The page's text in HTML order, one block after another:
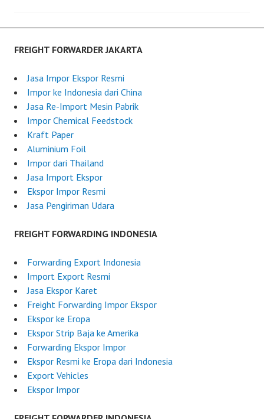
u
e
2
5
,
2
0
2
5
F
r
w
a
r
d
e
r
I
n
d
n
s
i
a
FREIGHT FORWARDER JAKARTA
Jasa Impor Ekspor Resmi
Impor ke Indonesia dari China
Jasa Re-Import Mesin Pabrik
Impor Chemical Feedstock
Kraft Paper
Aluminium Foil
Impor dari Thailand
Jasa Import Ekspor
Ekspor Impor Resmi
Jasa Pengiriman Udara
FREIGHT FORWARDING INDONESIA
Forwarding Export Indonesia
Import Export Resmi
Jasa Ekspor Karet
Freight Forwarding Impor Ekspor
Ekspor ke Eropa
Ekspor Strip Baja ke Amerika
Forwarding Ekspor Impor
Ekspor Resmi ke Eropa dari Indonesia
Export Vehicles
Ekspor Impor